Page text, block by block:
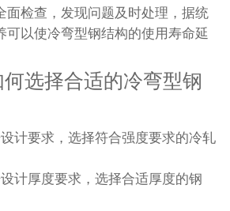
面检查，发现问题及时处理，据统
可以使冷弯型钢结构的使用寿命延
选择合适的冷弯型钢
计要求，选择符合强度要求的冷轧
计厚度要求，选择合适厚度的钢